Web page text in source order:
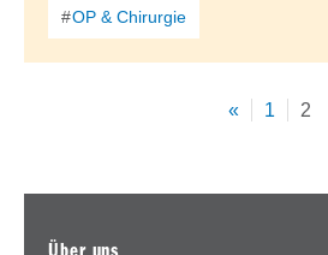
OP & Chirurgie
« 1 2